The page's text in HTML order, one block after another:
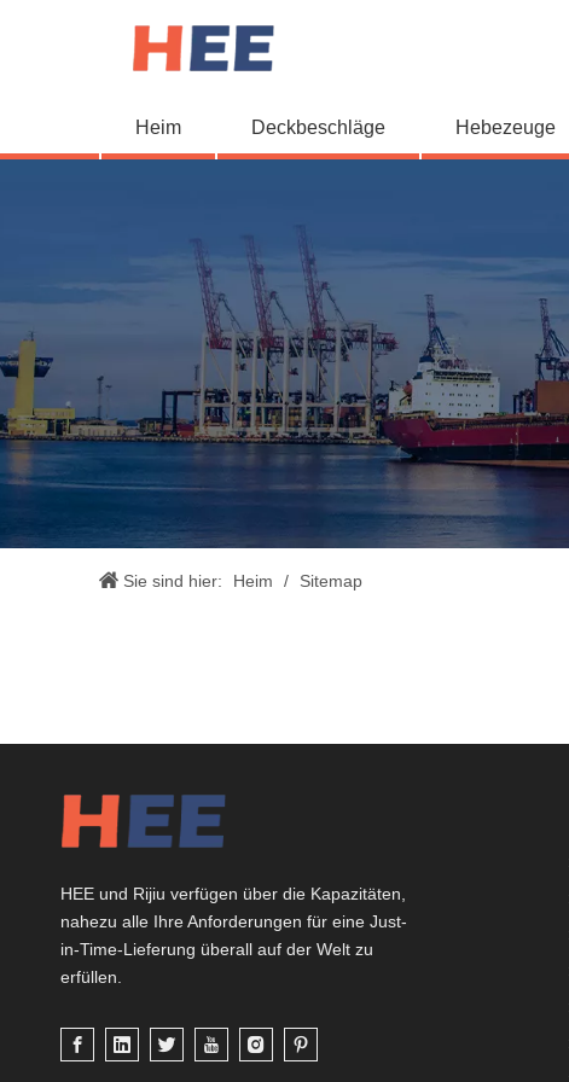
Heim Deckbeschläge Hebezeuge
Sie sind hier: Heim / Sitemap
HEE und Rijiu verfügen über die Kapazitäten,
nahezu alle Ihre Anforderungen für eine Just-
in-Time-Lieferung überall auf der Welt zu
erfüllen.